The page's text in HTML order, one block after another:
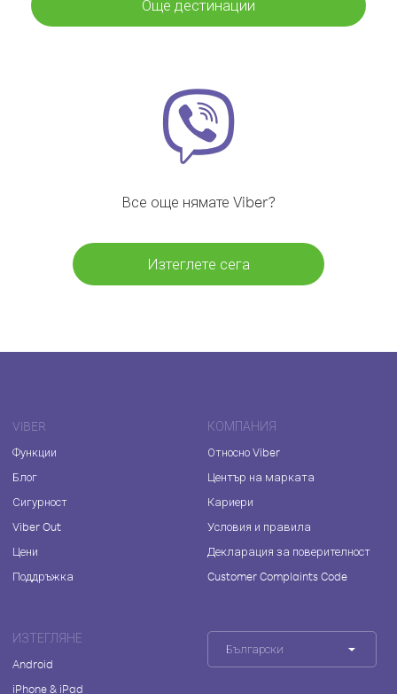
Още дестинации
Все още нямате Viber?
Изтеглете сега
VIBER
Функции
Блог
Сигурност
Viber Out
Цени
Поддръжка
КОМПАНИЯ
Относно Viber
Център на марката
Кариери
Условия и правила
Декларация за поверителност
Customer Complaints Code
ИЗТЕГЛЯНЕ
Android
iPhone & iPad
Български